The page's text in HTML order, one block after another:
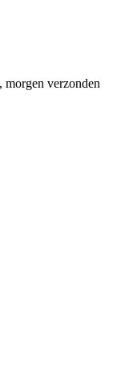
morgen verzonden